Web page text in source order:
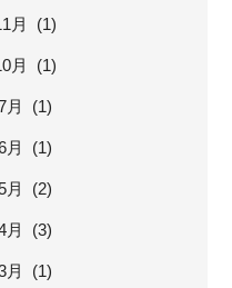
月 (1)
月 (1)
月 (1)
月 (1)
月 (2)
月 (3)
月 (1)